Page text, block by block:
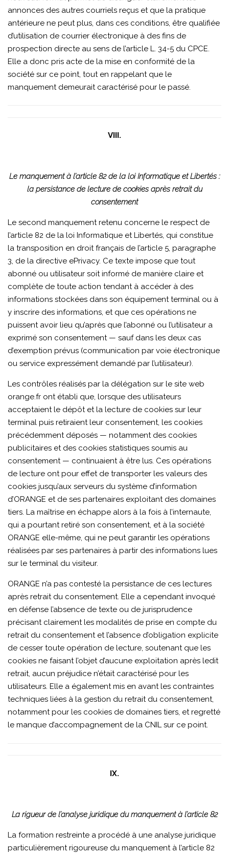
annonces des autres courriels reçus et que la pratique
antérieure ne peut plus, dans ces conditions, être qualifiée
d’utilisation de courrier électronique à des fins de
prospection directe au sens de l’article L. 34-5 du CPCE.
Elle a donc pris acte de la mise en conformité de la
société sur ce point, tout en rappelant que le
manquement demeurait caractérisé pour le passé.
VIII.
Le manquement à l’article 82 de la loi Informatique et Libertés :
la persistance de lecture de cookies après retrait du
consentement
Le second manquement retenu concerne le respect de
l’article 82 de la loi Informatique et Libertés, qui constitue
la transposition en droit français de l’article 5, paragraphe
3, de la directive ePrivacy. Ce texte impose que tout
abonné ou utilisateur soit informé de manière claire et
complète de toute action tendant à accéder à des
informations stockées dans son équipement terminal ou à
y inscrire des informations, et que ces opérations ne
puissent avoir lieu qu’après que l’abonné ou l’utilisateur a
exprimé son consentement — sauf dans les deux cas
d’exemption prévus (communication par voie électronique
ou service expressément demandé par l’utilisateur).
Les contrôles réalisés par la délégation sur le site web
orange.fr ont établi que, lorsque des utilisateurs
acceptaient le dépôt et la lecture de cookies sur leur
terminal puis retiraient leur consentement, les cookies
précédemment déposés — notamment des cookies
publicitaires et des cookies statistiques soumis au
consentement — continuaient à être lus. Ces opérations
de lecture ont pour effet de transporter les valeurs des
cookies jusqu’aux serveurs du système d’information
d’ORANGE et de ses partenaires exploitant des domaines
tiers. La maîtrise en échappe alors à la fois à l’internaute,
qui a pourtant retiré son consentement, et à la société
ORANGE elle-même, qui ne peut garantir les opérations
réalisées par ses partenaires à partir des informations lues
sur le terminal du visiteur.
ORANGE n’a pas contesté la persistance de ces lectures
après retrait du consentement. Elle a cependant invoqué
en défense l’absence de texte ou de jurisprudence
précisant clairement les modalités de prise en compte du
retrait du consentement et l’absence d’obligation explicite
de cesser toute opération de lecture, soutenant que les
cookies ne faisant l’objet d’aucune exploitation après ledit
retrait, aucun préjudice n’était caractérisé pour les
utilisateurs. Elle a également mis en avant les contraintes
techniques liées à la gestion du retrait du consentement,
notamment pour les cookies de domaines tiers, et regretté
le manque d’accompagnement de la CNIL sur ce point.
IX.
La rigueur de l’analyse juridique du manquement à l’article 82
La formation restreinte a procédé à une analyse juridique
particulièrement rigoureuse du manquement à l’article 82